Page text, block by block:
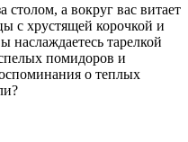
столом, а вокруг вас витает
с хрустящей корочкой и
тарелкой
помидоров и
о теплых